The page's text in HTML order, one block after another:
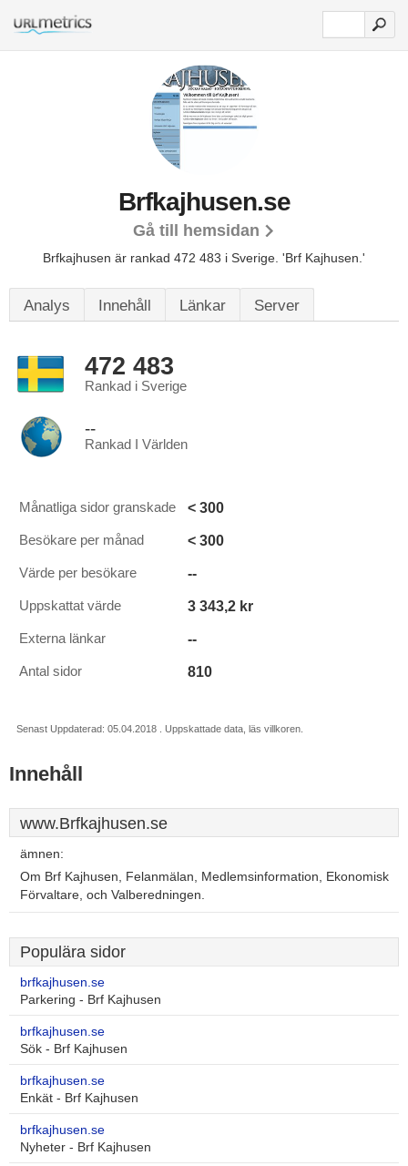
Brfkajhusen.se
Gå till hemsidan
Brfkajhusen är rankad 472 483 i Sverige. 'Brf Kajhusen.'
Analys Innehåll Länkar Server
472 483
Rankad i Sverige
--
Rankad I Världen
Månatliga sidor granskade < 300
Besökare per månad < 300
Värde per besökare --
Uppskattat värde 3 343,2 kr
Externa länkar --
Antal sidor 810
Senast Uppdaterad: 05.04.2018 . Uppskattade data, läs villkoren.
Innehåll
www.Brfkajhusen.se
ämnen:
Om Brf Kajhusen, Felanmälan, Medlemsinformation, Ekonomisk
Förvaltare, och Valberedningen.
Populära sidor
brfkajhusen.se
Parkering - Brf Kajhusen
brfkajhusen.se
Sök - Brf Kajhusen
brfkajhusen.se
Enkät - Brf Kajhusen
brfkajhusen.se
Nyheter - Brf Kajhusen